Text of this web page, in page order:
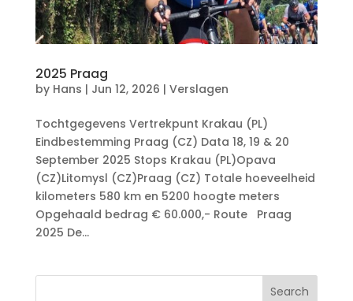
2025 Praag
by Hans | Jun 12, 2026 | Verslagen
Tochtgegevens Vertrekpunt Krakau (PL)
Eindbestemming Praag (CZ) Data 18, 19 & 20
September 2025 Stops Krakau (PL)Opava
(CZ)Litomysl (CZ)Praag (CZ) Totale hoeveelheid
kilometers 580 km en 5200 hoogte meters
Opgehaald bedrag € 60.000,- Route Praag
2025 De...
Search